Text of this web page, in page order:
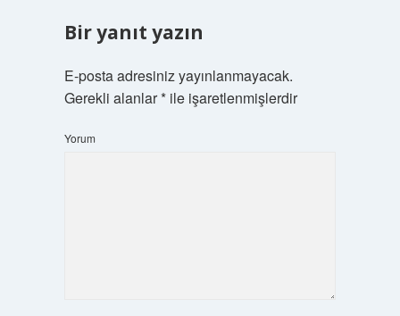
Bir yanıt yazın
E-posta adresiniz yayınlanmayacak.
Gerekli alanlar*ile işaretlenmişlerdir
Yorum